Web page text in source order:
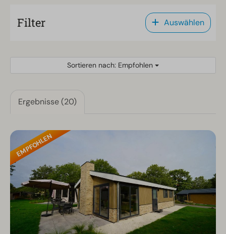
Filter Auswählen
Sortieren nach: Empfohlen
Ergebnisse (20)
EMPFOHLEN